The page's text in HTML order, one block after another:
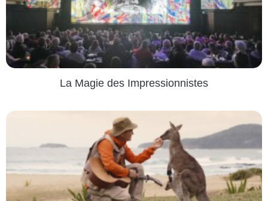
La Magie des Impressionnistes